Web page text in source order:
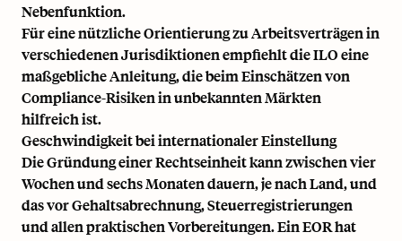
Nebenfunktion.
Für eine nützliche Orientierung zu Arbeitsverträgen in
verschiedenen Jurisdiktionen empfiehltdie ILO eine
maßgebliche Anleitung, die beim Einschätzen von
Compliance-Risiken in unbekannten Märkten
hilfreich ist.
Geschwindigkeit bei internationaler Einstellung
Die Gründung einer Rechtseinheit kann zwischen vier
Wochen und sechs Monaten dauern, je nach Land, und
das vor Gehaltsabrechnung, Steuerregistrierungen
und allen praktischen Vorbereitungen. Ein EOR hat